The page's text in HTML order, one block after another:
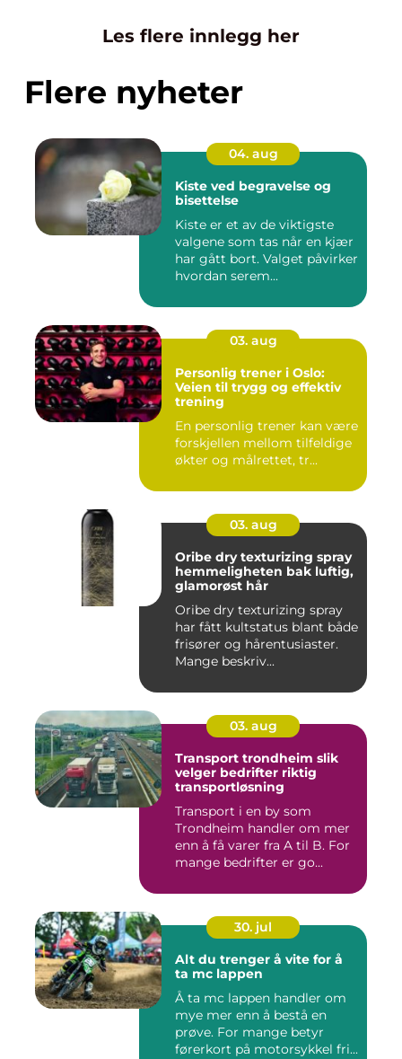
Les flere innlegg her
Flere nyheter
04. aug
Kiste ved begravelse og
bisettelse
Kiste er et av de viktigste
valgene som tas når en kjær
har gått bort. Valget påvirker
hvordan serem...
03. aug
Personlig trener i Oslo:
Veien til trygg og effektiv
trening
En personlig trener kan være
forskjellen mellom tilfeldige
økter og målrettet, tr...
03. aug
Oribe dry texturizing spray
hemmeligheten bak luftig,
glamorøst hår
Oribe dry texturizing spray
har fått kultstatus blant både
frisører og hårentusiaster.
Mange beskriv...
03. aug
Transport trondheim slik
velger bedrifter riktig
transportløsning
Transport i en by som
Trondheim handler om mer
enn å få varer fra A til B. For
mange bedrifter er go...
30. jul
Alt du trenger å vite for å
ta mc lappen
Å ta mc lappen handler om
mye mer enn å bestå en
prøve. For mange betyr
førerkort på motorsykkel fri...